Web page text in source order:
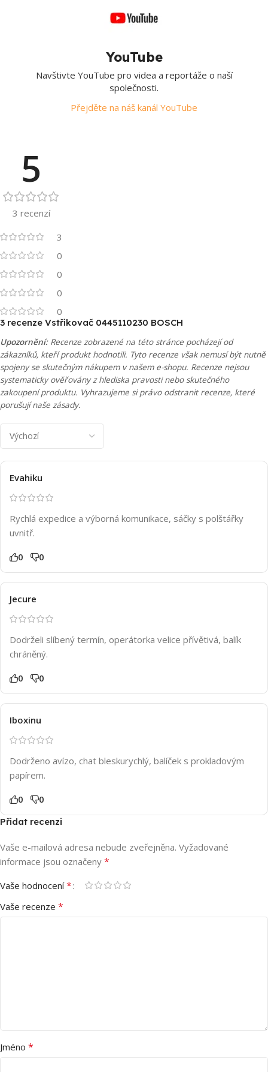
YouTube
Navštivte YouTube pro videa a reportáže o naší
společnosti.
Přejděte na náš kanál YouTube
5
3 recenzí
3
0
0
0
0
3 recenze Vstřikovač 0445110230 BOSCH
Upozornění:Recenze zobrazené na této stránce pocházejí od
zákazníků, kteří produkt hodnotili. Tyto recenze však nemusí být nutně
spojeny se skutečným nákupem v našem e-shopu. Recenze nejsou
systematicky ověřovány z hlediska pravosti nebo skutečného
zakoupení produktu. Vyhrazujeme si právo odstranit recenze, které
porušují naše zásady.
Evahiku
Rychlá expedice a výborná komunikace, sáčky s polštářky
uvnitř.
0 0
Jecure
Dodrželi slíbený termín, operátorka velice přívětivá, balík
chráněný.
0 0
Iboxinu
Dodrženo avízo, chat bleskurychlý, balíček s prokladovým
papírem.
0 0
Přidat recenzi
Vaše e-mailová adresa nebude zveřejněna. Vyžadované
informace jsou označeny *
Vaše hodnocení*
Vaše recenze *
Jméno *